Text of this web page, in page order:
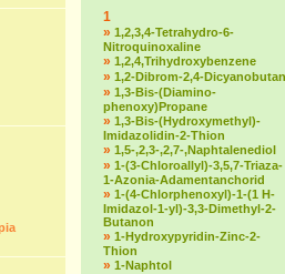
1
» 1,2,3,4-Tetrahydro-6-
Nitroquinoxaline
» 1,2,4,Trihydroxybenzene
» 1,2-Dibrom-2,4-Dicyanobutan
» 1,3-Bis-(Diamino-
phenoxy)Propane
» 1,3-Bis-(Hydroxymethyl)-
Imidazolidin-2-Thion
» 1,5-,2,3-,2,7-,Naphtalenediol
» 1-(3-Chloroallyl)-3,5,7-Triaza-
1-Azonia-Adamentanchorid
» 1-(4-Chlorphenoxyl)-1-(1 H-
Imidazol-1-yl)-3,3-Dimethyl-2-
Butanon
» 1-Hydroxypyridin-Zinc-2-
Thion
» 1-Naphtol